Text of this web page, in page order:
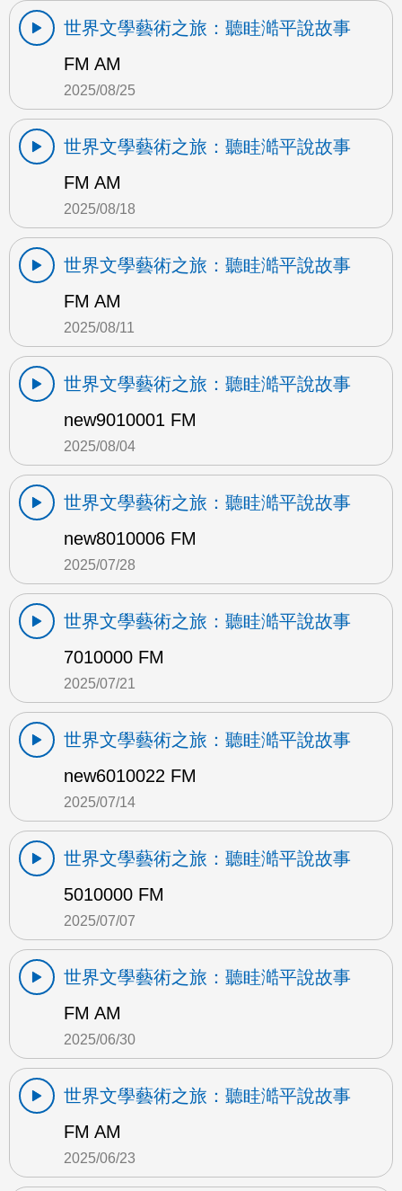
世界文學藝術之旅：聽眭澔平說故事
FM AM
2025/08/25
世界文學藝術之旅：聽眭澔平說故事
FM AM
2025/08/18
世界文學藝術之旅：聽眭澔平說故事
FM AM
2025/08/11
世界文學藝術之旅：聽眭澔平說故事
new9010001 FM
2025/08/04
世界文學藝術之旅：聽眭澔平說故事
new8010006 FM
2025/07/28
世界文學藝術之旅：聽眭澔平說故事
7010000 FM
2025/07/21
世界文學藝術之旅：聽眭澔平說故事
new6010022 FM
2025/07/14
世界文學藝術之旅：聽眭澔平說故事
5010000 FM
2025/07/07
世界文學藝術之旅：聽眭澔平說故事
FM AM
2025/06/30
世界文學藝術之旅：聽眭澔平說故事
FM AM
2025/06/23